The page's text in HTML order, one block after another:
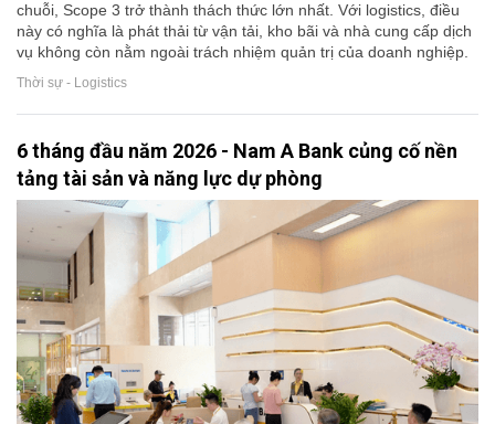
chuỗi, Scope 3 trở thành thách thức lớn nhất. Với logistics, điều
này có nghĩa là phát thải từ vận tải, kho bãi và nhà cung cấp dịch
vụ không còn nằm ngoài trách nhiệm quản trị của doanh nghiệp.
Thời sự - Logistics
6 tháng đầu năm 2026 - Nam A Bank củng cố nền
tảng tài sản và năng lực dự phòng